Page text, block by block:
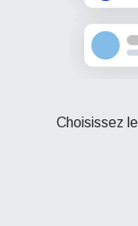
Choisissez